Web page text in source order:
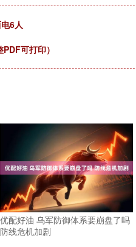
6人
可打印）
优配好油 乌军防御体系要崩盘了吗
防线危机加剧